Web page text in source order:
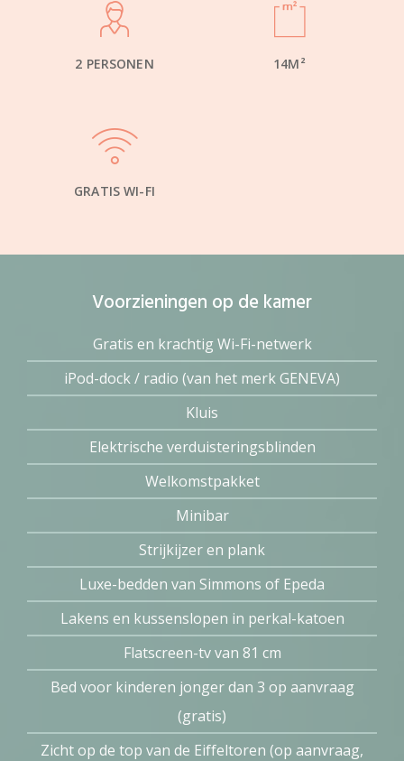
2 PERSONEN 14M²
GRATIS WI-FI
Voorzieningen op de kamer
Gratis en krachtig Wi-Fi-netwerk
iPod-dock / radio (van het merk GENEVA)
Kluis
Elektrische verduisteringsblinden
Welkomstpakket
Minibar
Strijkijzer en plank
Luxe-bedden van Simmons of Epeda
Lakens en kussenslopen in perkal-katoen
Flatscreen-tv van 81 cm
Bed voor kinderen jonger dan 3 op aanvraag
(gratis)
Zicht op de top van de Eiffeltoren (op aanvraag,